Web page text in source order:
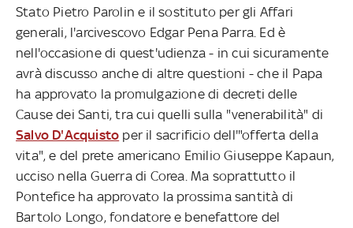
Stato Pietro Parolin e il sostituto per gli Affari
generali, l'arcivescovo Edgar Pena Parra. Ed è
nell'occasione di quest'udienza - in cui sicuramente
avrà discusso anche di altre questioni - che il Papa
ha approvato la promulgazione di decreti delle
Cause dei Santi, tra cui quelli sulla "venerabilità" di
Salvo D'Acquisto per il sacrificio dell'"offerta della
vita", e del prete americano Emilio Giuseppe Kapaun,
ucciso nella Guerra di Corea. Ma soprattutto il
Pontefice ha approvato la prossima santità di
Bartolo Longo, fondatore e benefattore del